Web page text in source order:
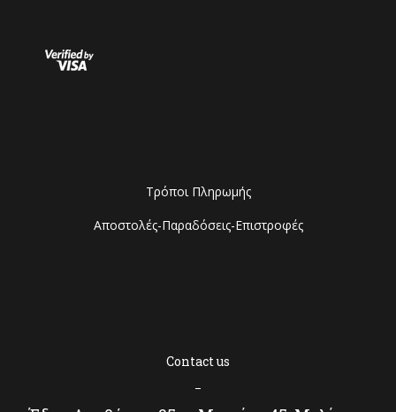
Τρόποι Πληρωμής
Αποστολές-Παραδόσεις-Επιστροφές
Contact us
–